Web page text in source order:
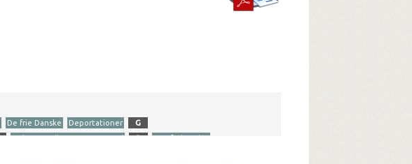
De frie Danske Deportationer
G
Nelson Bradley, Omar, general R
Retsforbundet